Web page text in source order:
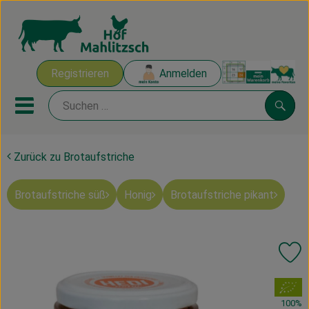
Registrieren Anmelden
Mobiles Menu öffnen oder
Ökokisten
Mahlitzscher Produkte
Obst & Gemüse
Zurück zu Brotaufstriche
Brotaufstriche süß Honig Brotaufstriche pikant
, Verband:
100%